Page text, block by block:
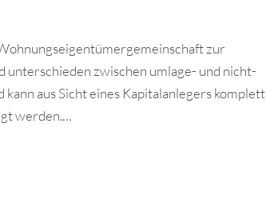
zur
zwischen umlage- und nicht-
aus Sicht eines Kapitalanlegers komplett
werden.…